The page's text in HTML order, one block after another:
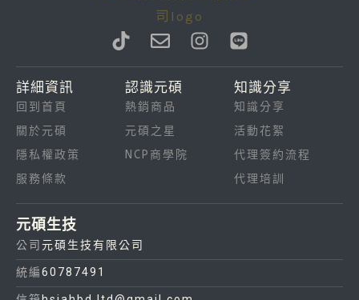
T
i
k
t
o
k
E
n
v
e
l
o
p
I
n
s
L
i
n
e
詳細資訊
回到首頁
關於元碩
隱私權政策
服務條款
認識元碩
熱銷商品
元碩之星
NCP商學院
知識分享
知識分享
活動花絮
代理簽約流程
代理培訓
元碩生技
公司 元碩生技有限公司
統編60787491